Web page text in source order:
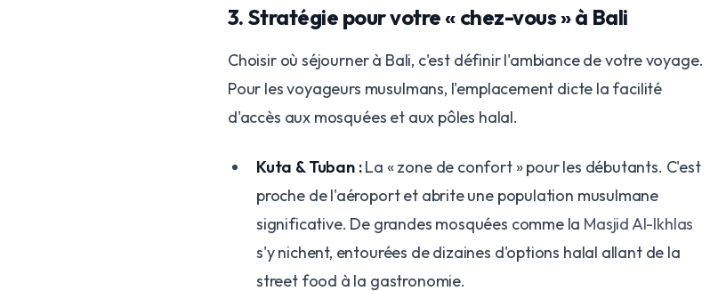
3. Stratégie pour votre « chez-vous » à Bali
Choisir où séjourner à Bali, c'est définir l'ambiance de votre voyage.
Pour les voyageurs musulmans, l'emplacement dicte la facilité
d'accès aux mosquées et aux pôles halal.
Kuta & Tuban :La « zone de confort » pour les débutants. C'est
proche de l'aéroport et abrite une population musulmane
significative. De grandes mosquées comme la Masjid Al-Ikhlas
s'y nichent, entourées de dizaines d'options halal allant de la
street food à la gastronomie.